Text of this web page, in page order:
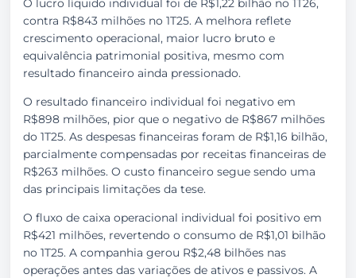
O lucro líquido individual foi de R$1,22 bilhão no 1T26,
contra R$843 milhões no 1T25. A melhora reflete
crescimento operacional, maior lucro bruto e
equivalência patrimonial positiva, mesmo com
resultado financeiro ainda pressionado.
O resultado financeiro individual foi negativo em
R$898 milhões, pior que o negativo de R$867 milhões
do 1T25. As despesas financeiras foram de R$1,16 bilhão,
parcialmente compensadas por receitas financeiras de
R$263 milhões. O custo financeiro segue sendo uma
das principais limitações da tese.
O fluxo de caixa operacional individual foi positivo em
R$421 milhões, revertendo o consumo de R$1,01 bilhão
no 1T25. A companhia gerou R$2,48 bilhões nas
operações antes das variações de ativos e passivos. A